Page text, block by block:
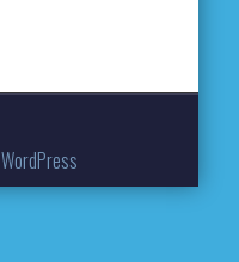
WordPress